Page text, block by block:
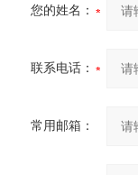
您的姓名：
联系电话：
常用邮箱：